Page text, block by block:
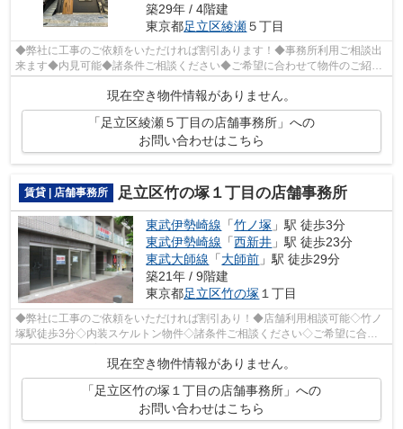
築29年 / 4階建
東京都足立区綾瀬５丁目
◆弊社に工事のご依頼をいただければ割引あります！◆事務所利用ご相談出
来ます◆内見可能◆諸条件ご相談ください◆ご希望に合わせて物件のご紹介
可能です◆業種・ご希望条件等お気軽にお問...
現在空き物件情報がありません。
「足立区綾瀬５丁目の店舗事務所」への
お問い合わせはこちら
賃貸 | 店舗事務所 足立区竹の塚１丁目の店舗事務所
東武伊勢崎線 「竹ノ塚 」駅 徒歩3分
東武伊勢崎線 「西新井 」駅 徒歩23分
東武大師線 「大師前 」駅 徒歩29分
築21年 / 9階建
東京都足立区竹の塚 １丁目
◆弊社に工事のご依頼をいただければ割引あり！◆店舗利用相談可能◇竹ノ
塚駅徒歩3分◇内装スケルトン物件◇諸条件ご相談ください◇ご希望に合わ
せて物件のご提案が可能です◇お気軽にお問い...
現在空き物件情報がありません。
「足立区竹の塚１丁目の店舗事務所」への
お問い合わせはこちら